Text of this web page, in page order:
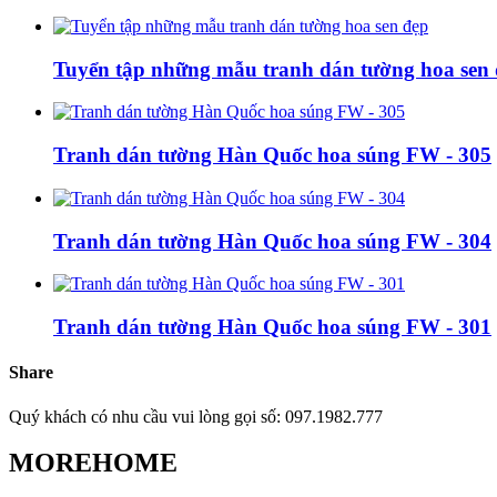
Tuyển tập những mẫu tranh dán tường hoa sen
Tranh dán tường Hàn Quốc hoa súng FW - 305
Tranh dán tường Hàn Quốc hoa súng FW - 304
Tranh dán tường Hàn Quốc hoa súng FW - 301
Share
Quý khách có nhu cầu vui lòng gọi số: 097.1982.777
MOREHOME